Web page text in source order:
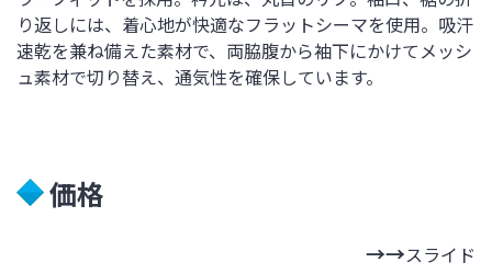
り返しには、着心地が快適なフラットシーマを使用。吸汗
速乾を兼ね備えた素材で、両脇腹から袖下にかけてメッシ
ュ素材で切り替え、通気性を確保しています。
価格
スライド